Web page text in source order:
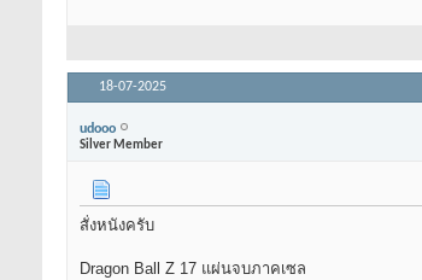
18-07-2025
udooo
Silver Member
สั่งหนังครับ
Dragon Ball Z 17 แผ่นจบภาคเซล